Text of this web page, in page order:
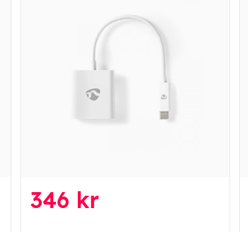
346 kr